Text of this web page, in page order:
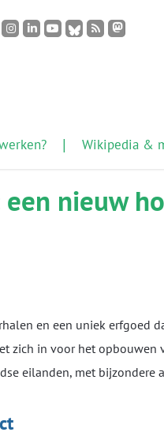
Wikipedia &
nieuw
en een uniek erfgoed
zich in voor het opbouwen
eilanden, met bijzondere